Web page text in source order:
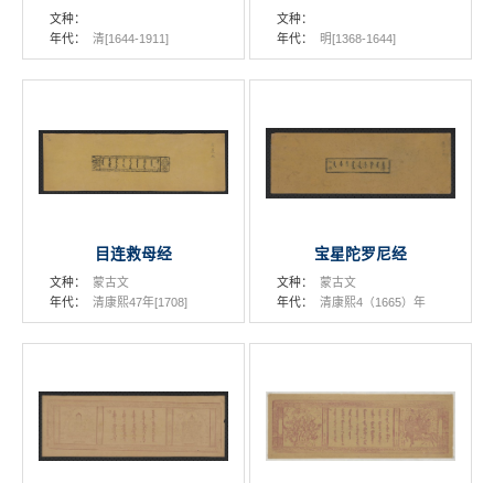
文种：
年代：
清[1644-1911]
文种：
年代：
明[1368-1644]
目连救母经
文种：
蒙古文
年代：
清康熙47年[1708]
宝星陀罗尼经
文种：
蒙古文
年代：
清康熙4（1665）年